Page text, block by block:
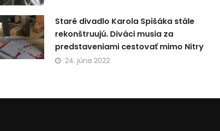
Staré divadlo Karola Spišáka stále
rekonštruujú. Diváci musia za
predstaveniami cestovať mimo Nitry
24. júna 2022